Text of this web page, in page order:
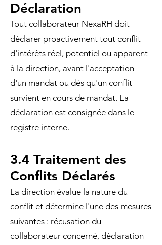
Déclaration
Tout collaborateur NexaRH doit
déclarer proactivement tout conflit
d'intérêts réel, potentiel ou apparent
à la direction, avant l'acceptation
d'un mandat ou dès qu'un conflit
survient en cours de mandat. La
déclaration est consignée dans le
registre interne.
3.4 Traitement des
Conflits Déclarés
La direction évalue la nature du
conflit et détermine l'une des mesures
suivantes : récusation du
collaborateur concerné, déclaration